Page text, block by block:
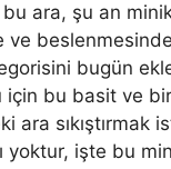
ara, şu an minik
bugün
için bu basit ve
sıkıştırmak
yoktur, işte bu